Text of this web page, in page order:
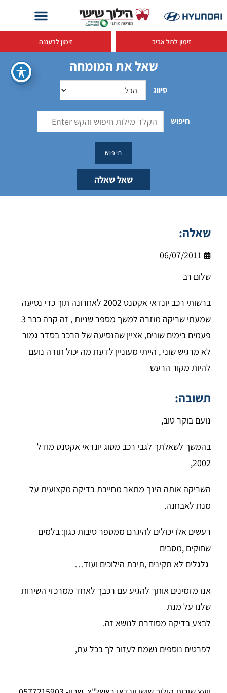
זימון לתל אביב זימון לרעננה
שאל את המומחה
סיווג
חיפוש
שאל שאלה
שאלה:
06/07/2011
שלום רב
ברשותי רכב יונדאי אקסנט 2002 לאחרונה תוך כדי נסיעה
שמעתי שריקה מוזרה למשך מספר שניות , זה קרה כבר 3
פעמים בימים שונים, אציין שהנסיעה של הרכב בסדר גמור
לא מרגיש שוני , הייתי מעוניין לדעת מה יכול תודה נועם
להיות מקור הרעש
תשובה:
נועם בוקר טוב,
בהמשך לשאלתך לגבי רכב מסוג יונדאי אקסנט מודל
2002,
השריקה אותה הינך מתאר מחייבת בדיקה מקצועית על
מנת לאבחנה.
רעשים אלו יכולים להיגרם ממספר סיבות כגון: בלמים
שחוקים ,מסבים
גלגלים לא תקינים ,תיבת הילוכים ועוד…
אנו מזמינים אותך להגיע עם רכבך לאחד ממרכזי השירות
שלנו על מנת
לבצע בדיקה מסודרת לנושא זה.
לפרטים נוספים נשמח לעזור לך בכל עת,